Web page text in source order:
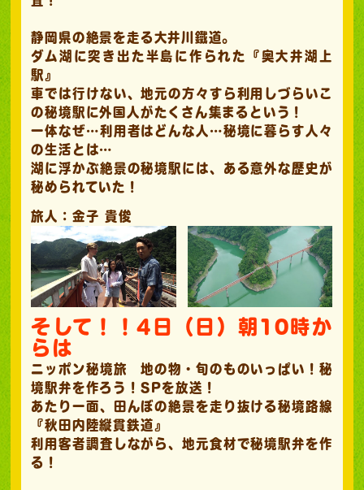
静岡県の絶景を走る大井川鐵道。
ダム湖に突き出た半島に作られた『奥大井湖上
駅』
車では行けない、地元の方々すら利用しづらいこ
の秘境駅に外国人がたくさん集まるという！
一体なぜ…利用者はどんな人…秘境に暮らす人々
の生活とは…
湖に浮かぶ絶景の秘境駅には、ある意外な歴史が
秘められていた！
旅人：金子 貴俊
そして！！4日（日）朝10時か
らは
ニッポン秘境旅 地の物・旬のものいっぱい！秘
境駅弁を作ろう！SPを放送！
あたり一面、田んぼの絶景を走り抜ける秘境路線
『秋田内陸縦貫鉄道』
利用客者調査しながら、地元食材で秘境駅弁を作
る！